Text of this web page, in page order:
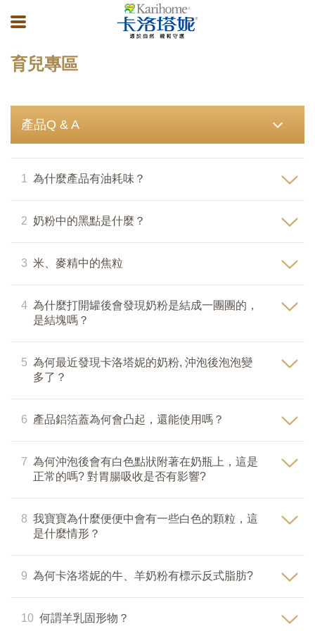
育兒專區
產品Q & A
1 為什麼產品有油耗味？
2 奶粉中的黑點是什麼？
3 米、麥精中的焦粒
4 為什麼打開罐後會發現奶粉是結成一團團的，
是結塊嗎？
5 為何最近發現卡洛塔妮的奶粉, 沖泡後泡泡變
多了？
6 產品鋁箔蓋為何會凸起，還能使用嗎？
7 為何沖泡後會有白色點狀附著在奶瓶上，這是
正常的嗎? 對胃腸吸收是否有影響?
8 我寶寶為什麼便便中會有一些白色的顆粒，這
是什麼情形？
9 為何卡洛塔妮的牛、羊奶粉有標示反式脂肪?
10 何謂羊乳固形物？